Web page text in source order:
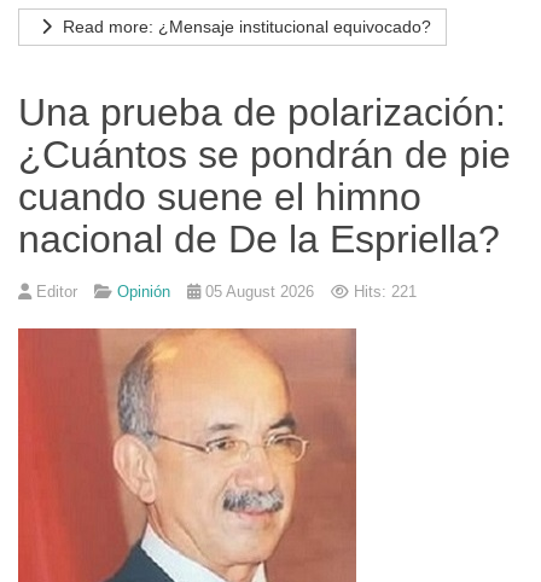
Read more: ¿Mensaje institucional equivocado?
Una prueba de polarización:
¿Cuántos se pondrán de pie
cuando suene el himno
nacional de De la Espriella?
Editor Opinión 05 August 2026 Hits: 221